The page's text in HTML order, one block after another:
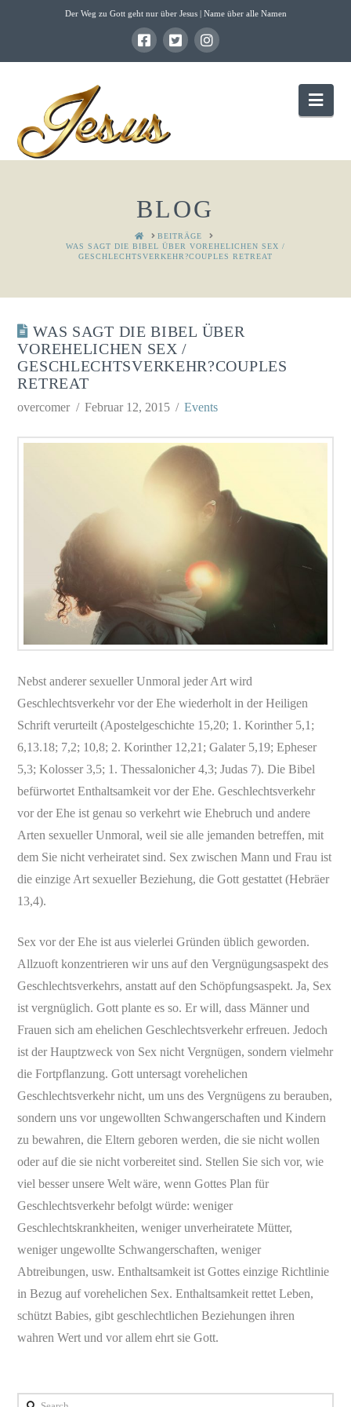
Der Weg zu Gott geht nur über Jesus | Name über alle Namen
BLOG
HOMEBEITRÄGE
WAS SAGT DIE BIBEL ÜBER VOREHELICHEN SEX /
GESCHLECHTSVERKEHR?COUPLES RETREAT
WAS SAGT DIE BIBEL ÜBER
VOREHELICHEN SEX /
GESCHLECHTSVERKEHR?COUPLES
RETREAT
overcomer Februar 12, 2015 Events
Nebst anderer sexueller Unmoral jeder Art wird
Geschlechtsverkehr vor der Ehe wiederholt in der Heiligen
Schrift verurteilt (Apostelgeschichte 15,20; 1. Korinther 5,1;
6,13.18; 7,2; 10,8; 2. Korinther 12,21; Galater 5,19; Epheser
5,3; Kolosser 3,5; 1. Thessalonicher 4,3; Judas 7). Die Bibel
befürwortet Enthaltsamkeit vor der Ehe. Geschlechtsverkehr
vor der Ehe ist genau so verkehrt wie Ehebruch und andere
Arten sexueller Unmoral, weil sie alle jemanden betreffen, mit
dem Sie nicht verheiratet sind. Sex zwischen Mann und Frau ist
die einzige Art sexueller Beziehung, die Gott gestattet (Hebräer
13,4).
Sex vor der Ehe ist aus vielerlei Gründen üblich geworden.
Allzuoft konzentrieren wir uns auf den Vergnügungsaspekt des
Geschlechtsverkehrs, anstatt auf den Schöpfungsaspekt. Ja, Sex
ist vergnüglich. Gott plante es so. Er will, dass Männer und
Frauen sich am ehelichen Geschlechtsverkehr erfreuen. Jedoch
ist der Hauptzweck von Sex nicht Vergnügen, sondern vielmehr
die Fortpflanzung. Gott untersagt vorehelichen
Geschlechtsverkehr nicht, um uns des Vergnügens zu berauben,
sondern uns vor ungewollten Schwangerschaften und Kindern
zu bewahren, die Eltern geboren werden, die sie nicht wollen
oder auf die sie nicht vorbereitet sind. Stellen Sie sich vor, wie
viel besser unsere Welt wäre, wenn Gottes Plan für
Geschlechtsverkehr befolgt würde: weniger
Geschlechtskrankheiten, weniger unverheiratete Mütter,
weniger ungewollte Schwangerschaften, weniger
Abtreibungen, usw. Enthaltsamkeit ist Gottes einzige Richtlinie
in Bezug auf vorehelichen Sex. Enthaltsamkeit rettet Leben,
schützt Babies, gibt geschlechtlichen Beziehungen ihren
wahren Wert und vor allem ehrt sie Gott.
Search